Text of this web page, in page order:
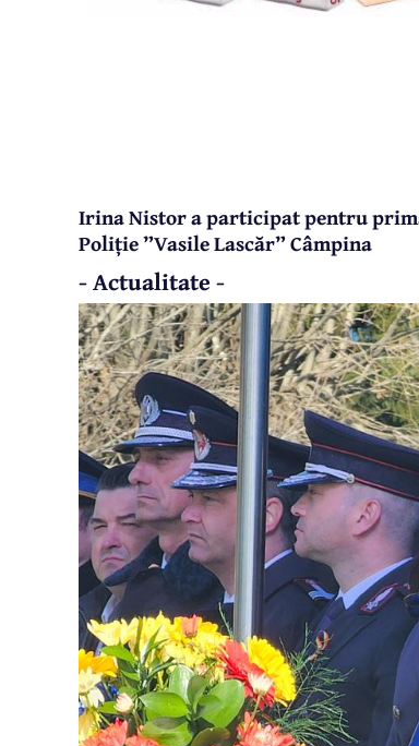
Irina Nistor a participat pentru
Poliție ”Vasile Lascăr” Câmpina
- Actualitate -